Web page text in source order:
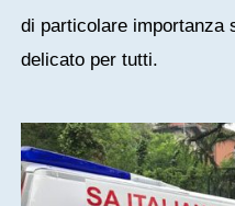
di particolare importanza
delicato per tutti.